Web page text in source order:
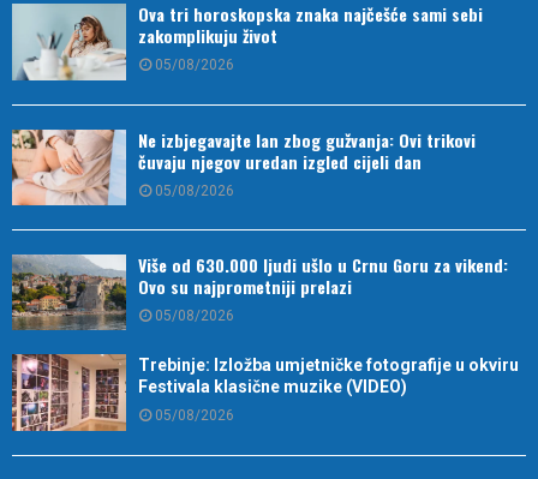
Ova tri horoskopska znaka najčešće sami sebi
zakomplikuju život
05/08/2026
Ne izbjegavajte lan zbog gužvanja: Ovi trikovi
čuvaju njegov uredan izgled cijeli dan
05/08/2026
Više od 630.000 ljudi ušlo u Crnu Goru za vikend:
Ovo su najprometniji prelazi
05/08/2026
Trebinje: Izložba umjetničke fotografije u okviru
Festivala klasične muzike (VIDEO)
05/08/2026